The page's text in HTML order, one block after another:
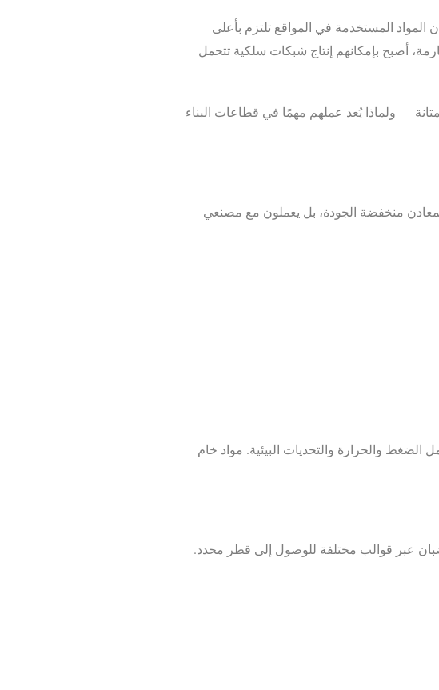
المستخدمة في المواقع تلتزم بأعلى
أصبح بإمكانهم إنتاج شبكات سلكية تتحمل
— ولماذا يُعد عملهم مهمًا في قطاعات البناء
المعادن منخفضة الجودة، بل يعملون مع مصنعي
الضغط والحرارة والتحديات البيئية. مواد خام
عبر قوالب مختلفة للوصول إلى قطر محدد.